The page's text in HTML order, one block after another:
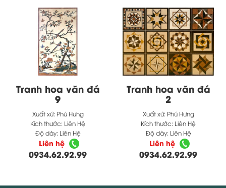
Tranh hoa văn đá
9
Xuất xứ: Phú Hưng
Kích thước: Liên Hệ
Độ dày: Liên Hệ
Liên hệ
0934.62.92.99
Tranh hoa văn đá
2
Xuất xứ: Phú Hưng
Kích thước: Liên Hệ
Độ dày: Liên Hệ
Liên hệ
0934.62.92.99